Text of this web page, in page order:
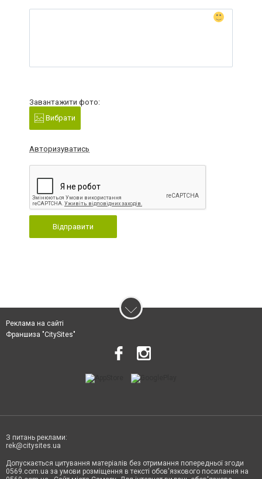
Завантажити фото:
Вибрати
Авторизуватись
Відправити
Реклама на сайті
Франшиза "CitySites"
З питань реклами:
rek@citysites.ua
Допускається цитування матеріалів без отримання попередньої згоди
0569.com.ua за умови розміщення в тексті обов'язкового посилання на